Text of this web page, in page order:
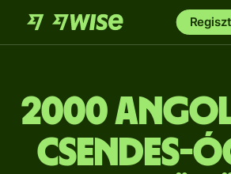
2000
csendes-